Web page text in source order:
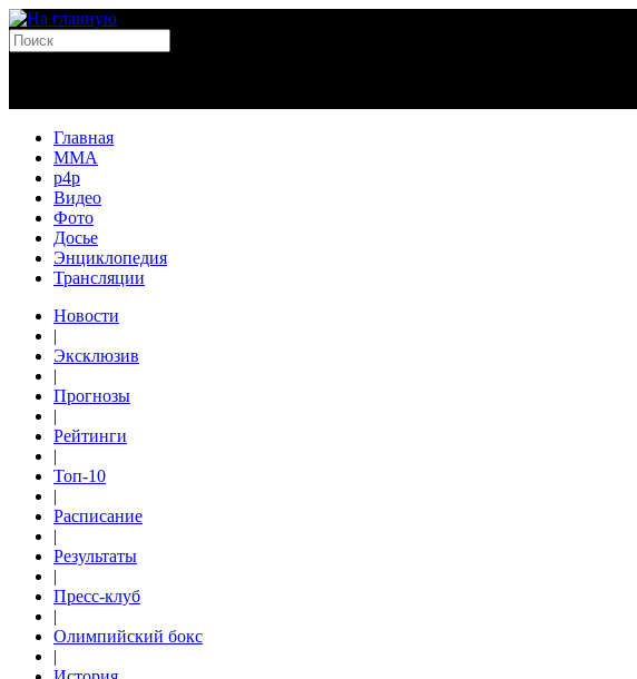
Главная
MMA
p4p
Видео
Фото
Досье
Энциклопедия
Трансляции
Новости
|
Эксклюзив
|
Прогнозы
|
Рейтинги
|
Топ-10
|
Расписание
|
Результаты
|
Пресс-клуб
|
Олимпийский бокс
|